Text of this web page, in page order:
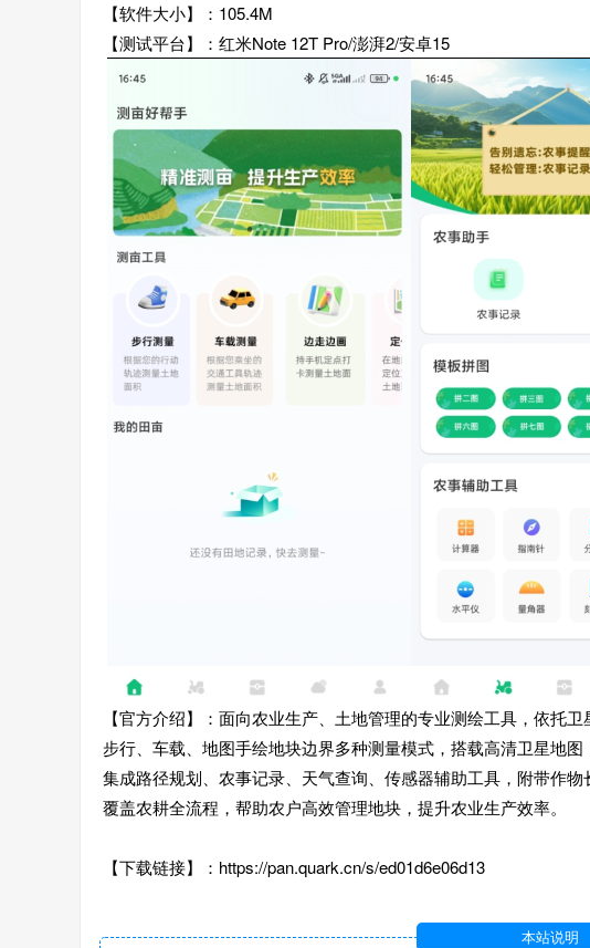
【软件大小】：105.4M
【测试平台】：红米Note 12T Pro/澎湃2/安卓15
【官方介绍】：面向农业生产、土地管理的专业测绘工具，依托
步行、车载、地图手绘地块边界多种测量模式，搭载高清卫星地图
集成路径规划、农事记录、天气查询、传感器辅助工具，附带作
覆盖农耕全流程，帮助农户高效管理地块，提升农业生产效率。
【下载链接】：https://pan.quark.cn/s/ed01d6e06d13
本站说明